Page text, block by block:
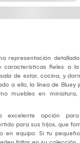
representación
características fieles a
de estar, cocina, y
a ello, la línea de Bluey
muebles en
opción para
para sus hijos, que
en equipo. Si tu